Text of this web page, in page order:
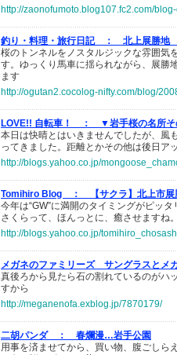
http://zaonofumoto.blog107.fc2.com/
釣り・料理・旅行日記 ：
北上展勝地
桜のトンネルをノスタルジックな雰囲気
す。ゆっくり馬車に揺られながら、展勝
ます
http://ogutan2.cocolog-nifty.com/blog/
LOVE!! 自転車！ ：
▼岩手桜の名所そ
本日は快晴とはいきませんでしたが、風
ってきました。距離とかその他は後日ア
http://blogs.yahoo.co.jp/
Tomihiro Blog ：
【サクラ】北上市
今年は“GW”に満開のタイミングがピッ
さくらって、ほんっとに、癒させますね。
http://blogs.yahoo.co.jp/
メガネのファミリーズ サングラスとメ
真後ろから見たら石の割れているのがハ
すから
http://meganenofa.exblog.jp/7870179/
二胡パンダ ：
春爛漫…岩手公園
用事を済ませてから、買い物、腹ごしら